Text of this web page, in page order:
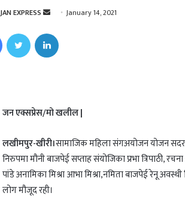
JAN EXPRESS
d
m
i
l
January 14, 2021
जन एक्सप्रेस/मो खलील |
लखीमपुर-खीरी।सामाजिक महिला संगअयोजन योजन सदर
निरुपमा मौनी बाजपेई सप्ताह संयोजिका प्रभा त्रिपाठी,
पांडे अनामिका मिश्रा आभा मिश्रा,नमिता बाजपेई रेनू अवस्थी
लोग मौजूद रही।